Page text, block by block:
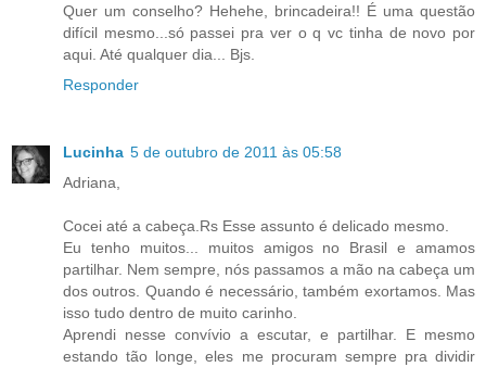
Quer um conselho? Hehehe, brincadeira!! É uma questão
difícil mesmo...só passei pra ver o q vc tinha de novo por
aqui. Até qualquer dia... Bjs.
Responder
Lucinha 5 de outubro de 2011 às 05:58
Adriana,
Cocei até a cabeça.Rs Esse assunto é delicado mesmo.
Eu tenho muitos... muitos amigos no Brasil e amamos
partilhar. Nem sempre, nós passamos a mão na cabeça um
dos outros. Quando é necessário, também exortamos. Mas
isso tudo dentro de muito carinho.
Aprendi nesse convívio a escutar, e partilhar. E mesmo
estando tão longe, eles me procuram sempre pra dividir